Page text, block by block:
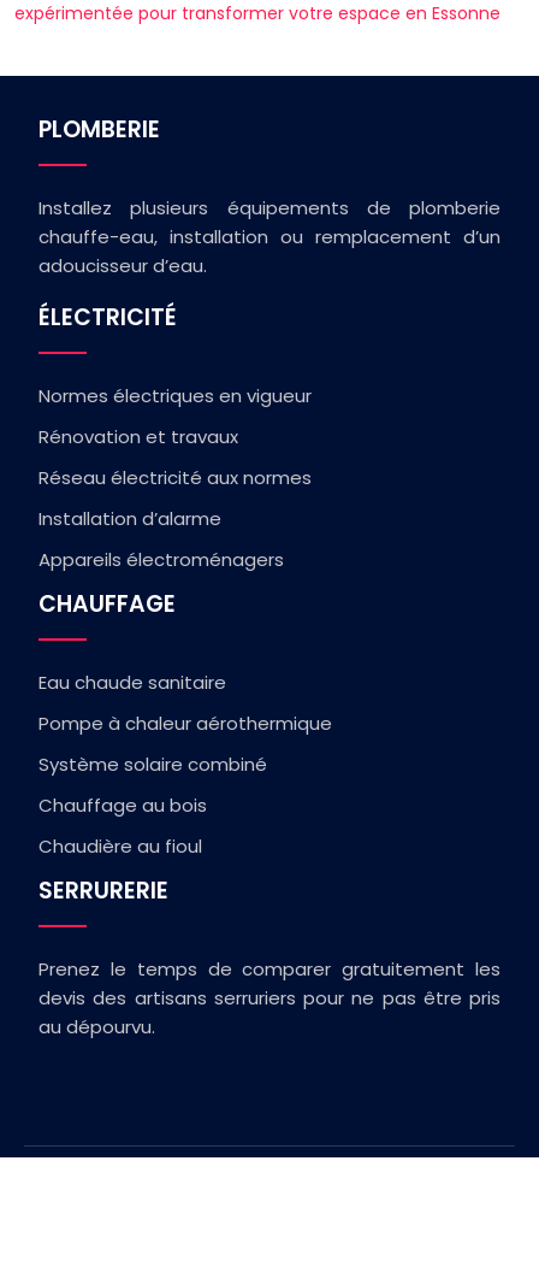
expérimentée pour transformer votre espace en Essonne
PLOMBERIE
Installez plusieurs équipements de plomberie
chauffe-eau, installation ou remplacement d’un
adoucisseur d’eau.
ÉLECTRICITÉ
Normes électriques en vigueur
Rénovation et travaux
Réseau électricité aux normes
Installation d’alarme
Appareils électroménagers
CHAUFFAGE
Eau chaude sanitaire
Pompe à chaleur aérothermique
Système solaire combiné
Chauffage au bois
Chaudière au fioul
SERRURERIE
Prenez le temps de comparer gratuitement les
devis des artisans serruriers pour ne pas être pris
au dépourvu.